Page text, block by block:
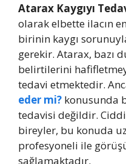
Atarax Kaygıyı
olarak elbette ilacın
birinin kaygı
gerekir. Atarax, bazı
belirtilerini
tedavi etmektedir.
eder mi? konusunda
tedavisi değildir.
bireyler, bu konuda
profesyoneli ile
sağlamaktadır.